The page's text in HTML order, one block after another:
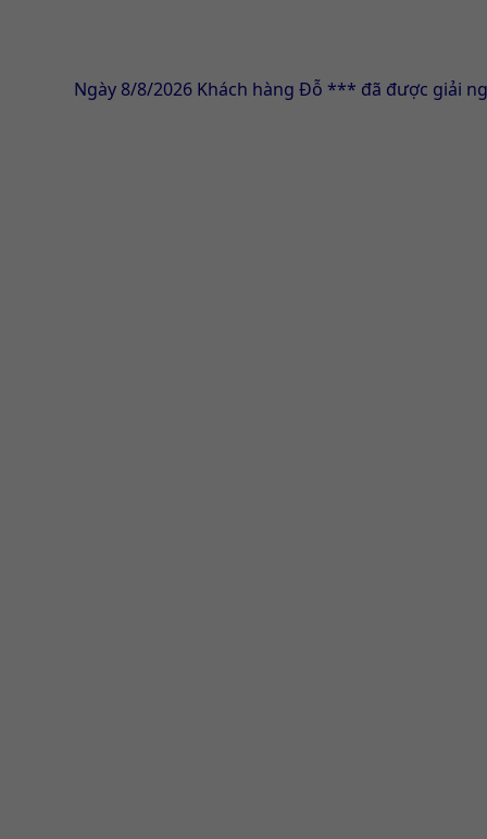
Ngày 8/8/2026 Khách hàng Đỗ *** đã được giải ngân